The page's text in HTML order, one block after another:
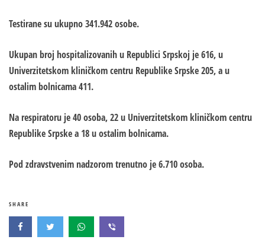
Testirane su ukupno 341.942 osobe.
Ukupan broj hospitalizovanih u Republici Srpskoj je 616, u
Univerzitetskom kliničkom centru Republike Srpske 205, a u
ostalim bolnicama 411.
Na respiratoru je 40 osoba, 22 u Univerzitetskom kliničkom centru
Republike Srpske a 18 u ostalim bolnicama.
Pod zdravstvenim nadzorom trenutno je 6.710 osoba.
SHARE